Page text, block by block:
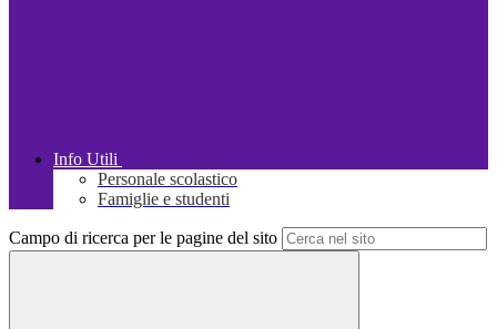
Info Utili
Personale scolastico
Famiglie e studenti
Campo di ricerca per le pagine del sito